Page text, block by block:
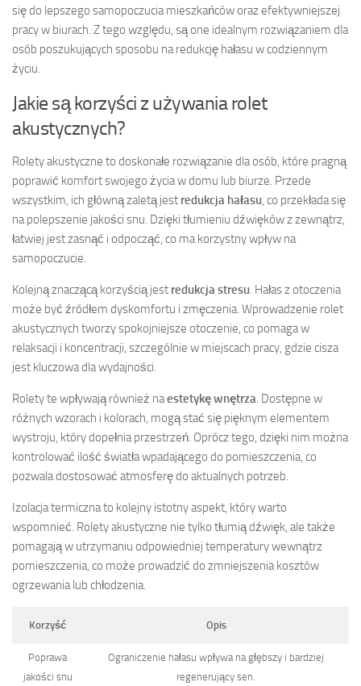
się do lepszego samopoczucia mieszkańców oraz efektywniejszej
pracy w biurach. Z tego względu, są one idealnym rozwiązaniem dla
osób poszukujących sposobu na redukcję hałasu w codziennym
życiu.
Jakie są korzyści z używania rolet
akustycznych?
Rolety akustyczne to doskonałe rozwiązanie dla osób, które pragną
poprawić komfort swojego życia w domu lub biurze. Przede
wszystkim, ich główną zaletą jest redukcja hałasu, co przekłada się
na polepszenie jakości snu. Dzięki tłumieniu dźwięków z zewnątrz,
łatwiej jest zasnąć i odpocząć, co ma korzystny wpływ na
samopoczucie.
Kolejną znaczącą korzyścią jest redukcja stresu. Hałas z otoczenia
może być źródłem dyskomfortu i zmęczenia. Wprowadzenie rolet
akustycznych tworzy spokojniejsze otoczenie, co pomaga w
relaksacji i koncentracji, szczególnie w miejscach pracy, gdzie cisza
jest kluczowa dla wydajności.
Rolety te wpływają również naestetykę wnętrza. Dostępne w
różnych wzorach i kolorach, mogą stać się pięknym elementem
wystroju, który dopełnia przestrzeń. Oprócz tego, dzięki nim można
kontrolować ilość światła wpadającego do pomieszczenia, co
pozwala dostosować atmosferę do aktualnych potrzeb.
Izolacja termiczna to kolejny istotny aspekt, który warto
wspomnieć. Rolety akustyczne nie tylko tłumią dźwięk, ale także
pomagają w utrzymaniu odpowiedniej temperatury wewnątrz
pomieszczenia, co może prowadzić do zmniejszenia kosztów
ogrzewania lub chłodzenia.
Korzyść Opis
Poprawa
jakości snu
Ograniczenie hałasu wpływa na głębszy i bardziej
regenerujący sen.